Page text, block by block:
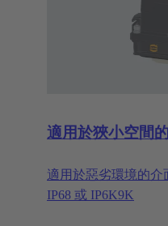
適用於狹小空間
適用於惡劣環境的介
IP68 或 IP6K9K